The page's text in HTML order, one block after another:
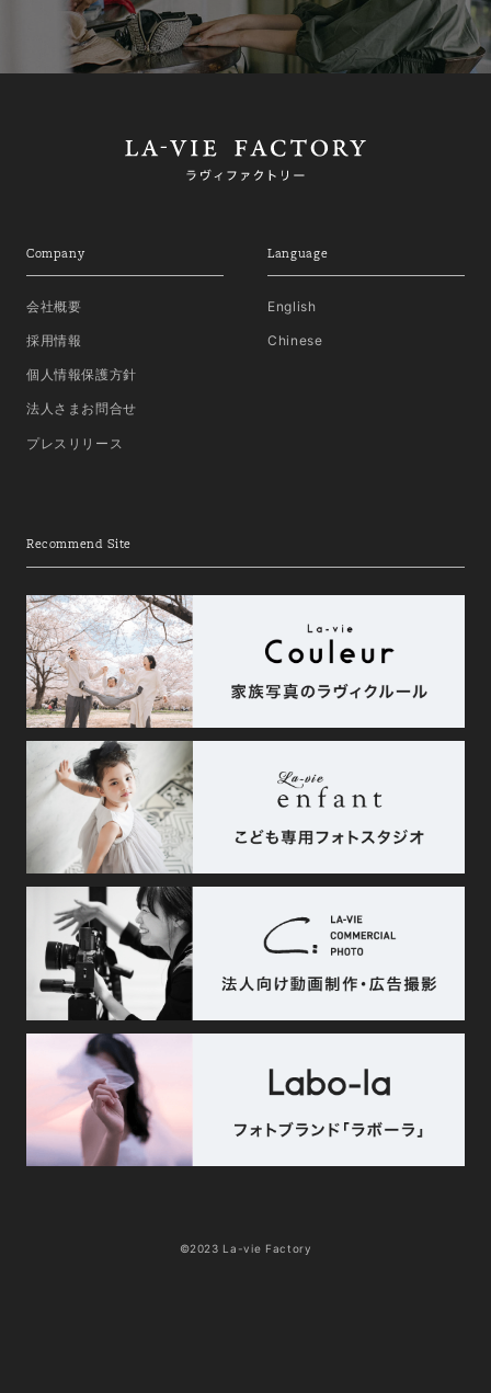
Company
会社概要
採用情報
個人情報保護方針
法人さまお問合せ
プレスリリース
Language
English
Chinese
Recommend Site
©2023 La-vie Factory